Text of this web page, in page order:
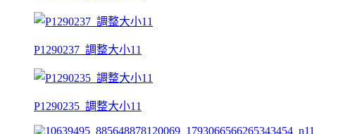
P1290237_調整大小11
P1290235_調整大小11